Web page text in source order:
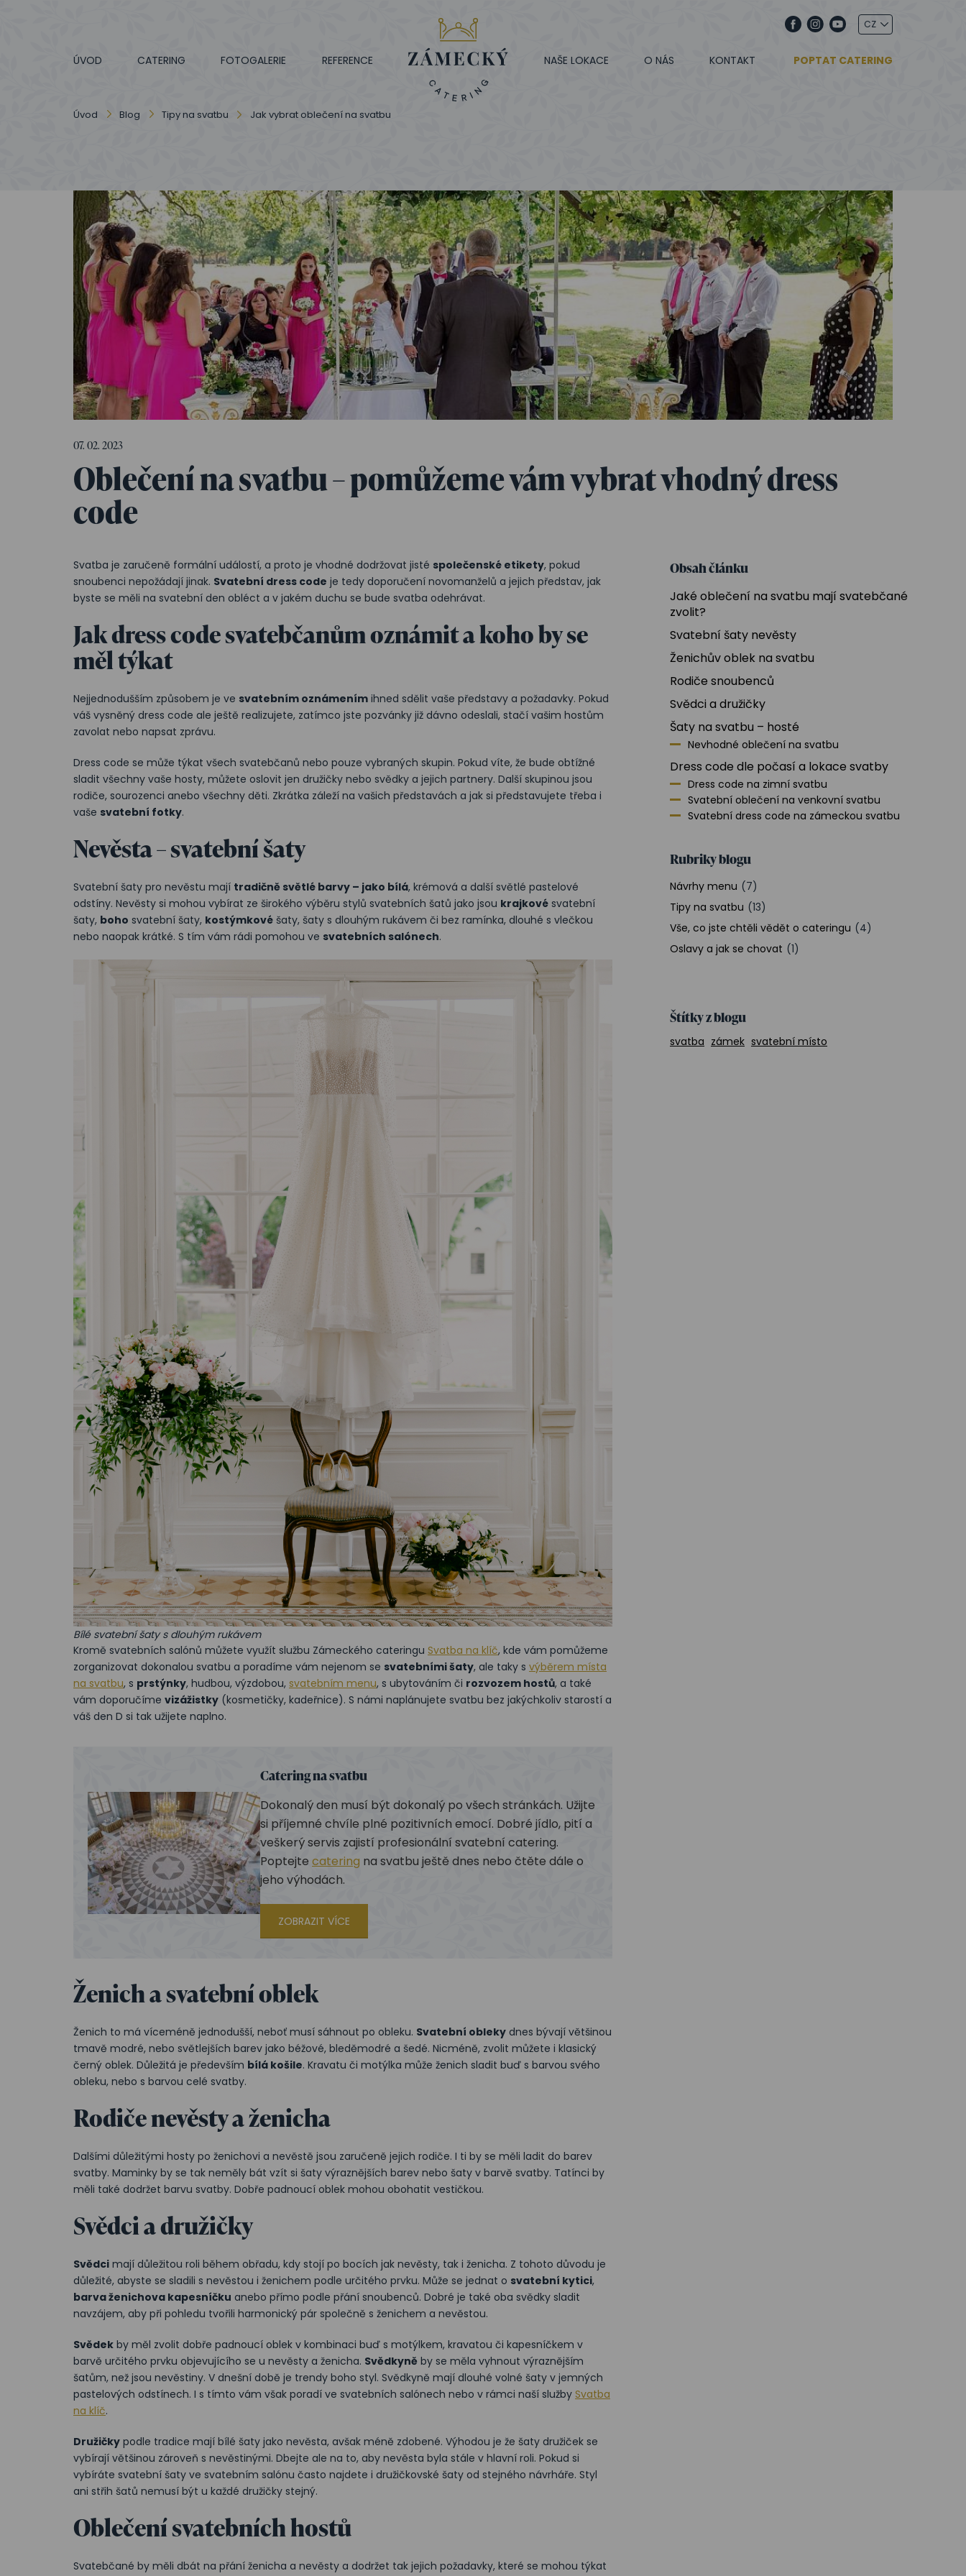
POPTAT CATERING
ÚVOD CATERING FOTOGALERIE REFERENCE NAŠE LOKACE O NÁS KONTAKT
Úvod Blog Tipy na svatbu Jak vybrat oblečení na svatbu
07. 02. 2023
Oblečení na svatbu – pomůžeme vám vybrat vhodný dress
code
Svatba je zaručeně formální událostí, a proto je vhodné dodržovat jisté společenské etikety, pokud
snoubenci nepožádají jinak. Svatební dress code je tedy doporučení novomanželů a jejich představ, jak
byste se měli na svatební den obléct a v jakém duchu se bude svatba odehrávat.
Jak dress code svatebčanům oznámit a koho by se
měl týkat
Nejjednodušším způsobem je ve svatebním oznámením ihned sdělit vaše představy a požadavky. Pokud
váš vysněný dress code ale ještě realizujete, zatímco jste pozvánky již dávno odeslali, stačí vašim hostům
zavolat nebo napsat zprávu.
Dress code se může týkat všech svatebčanů nebo pouze vybraných skupin. Pokud víte, že bude obtížné
sladit všechny vaše hosty, můžete oslovit jen družičky nebo svědky a jejich partnery. Další skupinou jsou
rodiče, sourozenci anebo všechny děti. Zkrátka záleží na vašich představách a jak si představujete třeba i
vaše svatební fotky.
Nevěsta – svatební šaty
Svatební šaty pro nevěstu mají tradičně světlé barvy – jako bílá, krémová a další světlé pastelové
odstíny. Nevěsty si mohou vybírat ze širokého výběru stylů svatebních šatů jako jsou krajkové svatební
šaty, boho svatební šaty, kostýmkové šaty, šaty s dlouhým rukávem či bez ramínka, dlouhé s vlečkou
nebo naopak krátké. S tím vám rádi pomohou ve svatebních salónech.
Bílé svatební šaty s dlouhým rukávem
Kromě svatebních salónů můžete využít službu Zámeckého cateringu Svatba na klíč, kde vám pomůžeme
zorganizovat dokonalou svatbu a poradíme vám nejenom se svatebními šaty, ale taky s výběrem místa
na svatbu, s prstýnky, hudbou, výzdobou, svatebním menu, s ubytováním či rozvozem hostů, a také
vám doporučíme vizážistky (kosmetičky, kadeřnice). S námi naplánujete svatbu bez jakýchkoliv starostí a
váš den D si tak užijete naplno.
Catering na svatbu
Dokonalý den musí být dokonalý po všech stránkách. Užijte
si příjemné chvíle plné pozitivních emocí. Dobré jídlo, pití a
veškerý servis zajistí profesionální svatební catering.
Poptejte catering na svatbu ještě dnes nebo čtěte dále o
jeho výhodách.
ZOBRAZIT VÍCE
Ženich a svatební oblek
Ženich to má víceméně jednodušší, neboť musí sáhnout po obleku. Svatební obleky dnes bývají většinou
tmavě modré, nebo světlejších barev jako béžové, bleděmodré a šedé. Nicméně, zvolit můžete i klasický
černý oblek. Důležitá je především bílá košile. Kravatu či motýlka může ženich sladit buď s barvou svého
obleku, nebo s barvou celé svatby.
Rodiče nevěsty a ženicha
Dalšími důležitými hosty po ženichovi a nevěstě jsou zaručeně jejich rodiče. I ti by se měli ladit do barev
svatby. Maminky by se tak neměly bát vzít si šaty výraznějších barev nebo šaty v barvě svatby. Tatínci by
měli také dodržet barvu svatby. Dobře padnoucí oblek mohou obohatit vestičkou.
Svědci a družičky
Svědci mají důležitou roli během obřadu, kdy stojí po bocích jak nevěsty, tak i ženicha. Z tohoto důvodu je
důležité, abyste se sladili s nevěstou i ženichem podle určitého prvku. Může se jednat o svatební kytici,
barva ženichova kapesníčku anebo přímo podle přání snoubenců. Dobré je také oba svědky sladit
navzájem, aby při pohledu tvořili harmonický pár společně s ženichem a nevěstou.
Svědek by měl zvolit dobře padnoucí oblek v kombinaci buď s motýlkem, kravatou či kapesníčkem v
barvě určitého prvku objevujícího se u nevěsty a ženicha. Svědkyně by se měla vyhnout výraznějším
šatům, než jsou nevěstiny. V dnešní době je trendy boho styl. Svědkyně mají dlouhé volné šaty v jemných
pastelových odstínech. I s tímto vám však poradí ve svatebních salónech nebo v rámci naší služby Svatba
na klíč.
Družičky podle tradice mají bílé šaty jako nevěsta, avšak méně zdobené. Výhodou je že šaty družiček se
vybírají většinou zároveň s nevěstinými. Dbejte ale na to, aby nevěsta byla stále v hlavní roli. Pokud si
vybíráte svatební šaty ve svatebním salónu často najdete i družičkovské šaty od stejného návrháře. Styl
ani střih šatů nemusí být u každé družičky stejný.
Oblečení svatebních hostů
Svatebčané by měli dbát na přání ženicha a nevěsty a dodržet tak jejich požadavky, které se mohou týkat
Obsah článku
Jaké oblečení na svatbu mají svatebčané
zvolit?
Svatební šaty nevěsty
Ženichův oblek na svatbu
Rodiče snoubenců
Svědci a družičky
Šaty na svatbu –⁠ hosté
Nevhodné oblečení na svatbu
Dress code dle počasí a lokace svatby
Dress code na zimní svatbu
Svatební oblečení na venkovní svatbu
Svatební dress code na zámeckou svatbu
Rubriky blogu
Návrhy menu (7)
Tipy na svatbu (13)
Vše, co jste chtěli vědět o cateringu (4)
Oslavy a jak se chovat (1)
Štítky z blogu
svatba zámek svatební místo